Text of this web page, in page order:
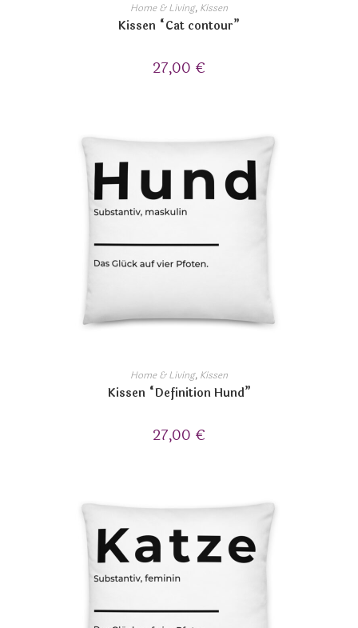
Home & Living, Kissen
Kissen “Cat contour”
27,00 €
Home & Living, Kissen
Kissen “Definition Hund”
27,00 €